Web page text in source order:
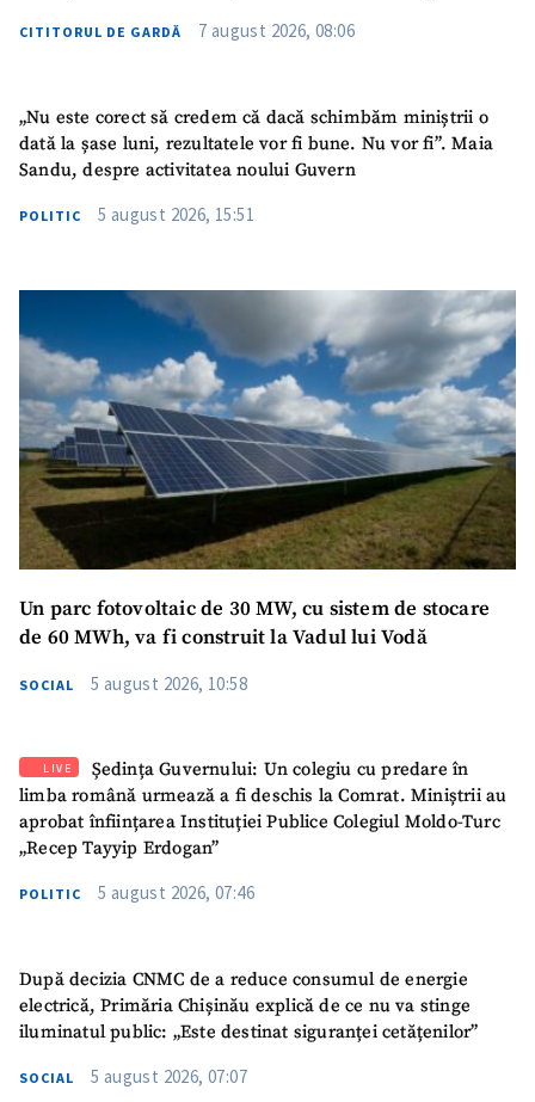
SUSȚINE
CITITORUL DE GARDĂ 7 august 2026, 08:06
„Nu este corect să credem că dacă schimbăm miniștrii o
dată la șase luni, rezultatele vor fi bune. Nu vor fi”. Maia
Sandu, despre activitatea noului Guvern
POLITIC 5 august 2026, 15:51
Un parc fotovoltaic de 30 MW, cu sistem de stocare
de 60 MWh, va fi construit la Vadul lui Vodă
SOCIAL 5 august 2026, 10:58
LIVE
Ședința Guvernului: Un colegiu cu predare în
limba română urmează a fi deschis la Comrat. Miniștrii au
aprobat înființarea Instituției Publice Colegiul Moldo-Turc
„Recep Tayyip Erdogan”
POLITIC 5 august 2026, 07:46
După decizia CNMC de a reduce consumul de energie
electrică, Primăria Chișinău explică de ce nu va stinge
iluminatul public: „Este destinat siguranței cetățenilor”
SOCIAL 5 august 2026, 07:07